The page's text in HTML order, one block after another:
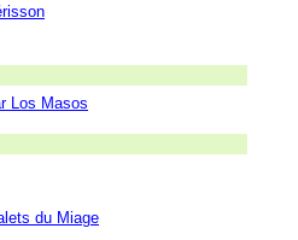
Los Masos
du Miage